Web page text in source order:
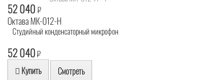
52 040₽
Октава МК-012-Н
Студийный конденсаторный микрофон
52 040₽
Купить Смотреть